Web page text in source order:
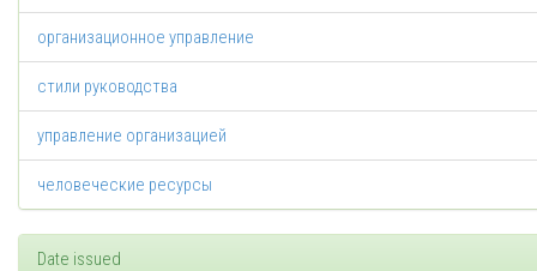
организационное управление
стили руководства
управление организацией
человеческие ресурсы
Date issued